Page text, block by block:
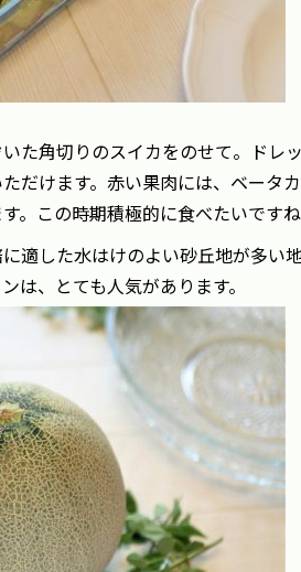
た角切りのスイカをのせて。ドレ
だけます。赤い果肉には、ベータ
。この時期積極的に食べたいですね
適した水はけのよい砂丘地が多い
は、とても人気があります。